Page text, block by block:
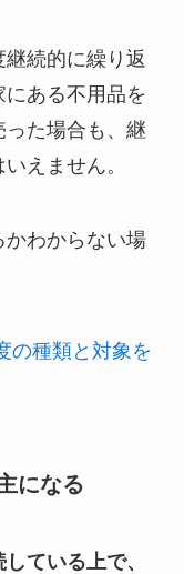
続的に繰り返
ある不用品を
た場合も、継
えません。
かわからない場
の種類と対象を
になる
ている上で、